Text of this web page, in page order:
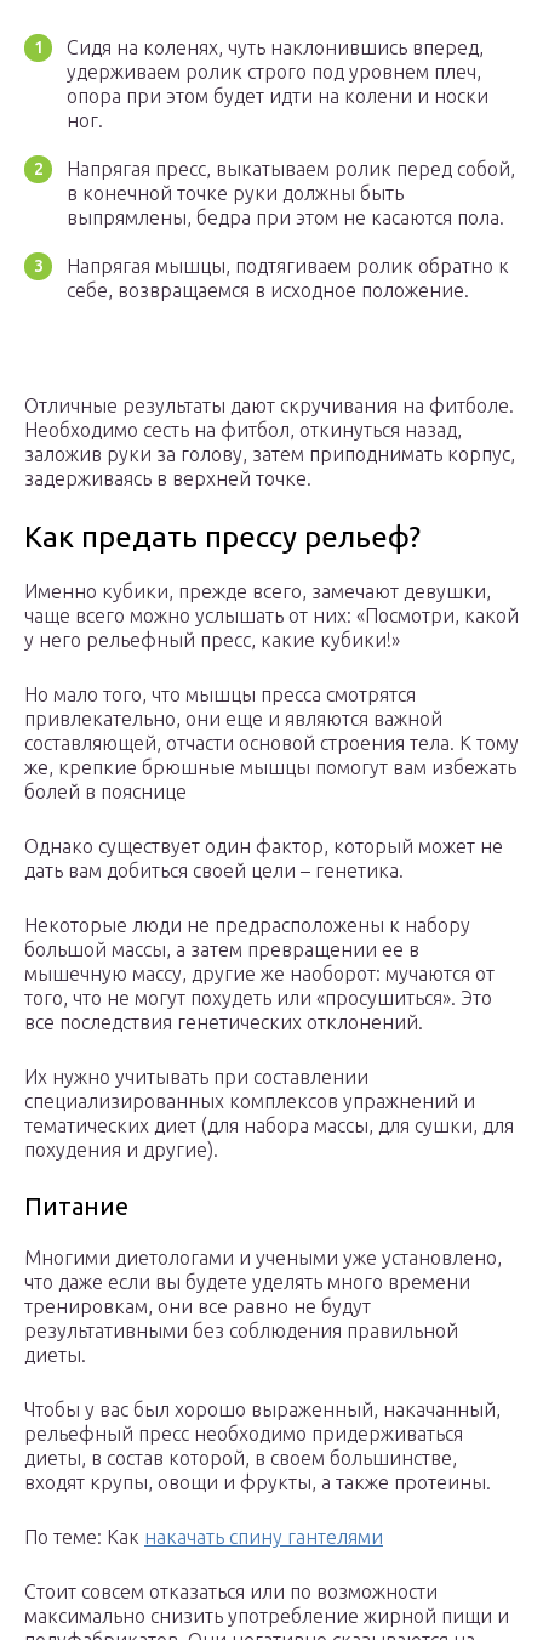
Сидя на коленях, чуть наклонившись вперед,
удерживаем ролик строго под уровнем плеч,
опора при этом будет идти на колени и носки
ног.
Напрягая пресс, выкатываем ролик перед собой,
в конечной точке руки должны быть
выпрямлены, бедра при этом не касаются пола.
Напрягая мышцы, подтягиваем ролик обратно к
себе, возвращаемся в исходное положение.
Отличные результаты дают скручивания на фитболе.
Необходимо сесть на фитбол, откинуться назад,
заложив руки за голову, затем приподнимать корпус,
задерживаясь в верхней точке.
Как предать прессу рельеф?
Именно кубики, прежде всего, замечают девушки,
чаще всего можно услышать от них: «Посмотри, какой
у него рельефный пресс, какие кубики!»
Но мало того, что мышцы пресса смотрятся
привлекательно, они еще и являются важной
составляющей, отчасти основой строения тела. К тому
же, крепкие брюшные мышцы помогут вам избежать
болей в пояснице
Однако существует один фактор, который может не
дать вам добиться своей цели – генетика.
Некоторые люди не предрасположены к набору
большой массы, а затем превращении ее в
мышечную массу, другие же наоборот: мучаются от
того, что не могут похудеть или «просушиться». Это
все последствия генетических отклонений.
Их нужно учитывать при составлении
специализированных комплексов упражнений и
тематических диет (для набора массы, для сушки, для
похудения и другие).
Питание
Многими диетологами и учеными уже установлено,
что даже если вы будете уделять много времени
тренировкам, они все равно не будут
результативными без соблюдения правильной
диеты.
Чтобы у вас был хорошо выраженный, накачанный,
рельефный пресс необходимо придерживаться
диеты, в состав которой, в своем большинстве,
входят крупы, овощи и фрукты, а также протеины.
По теме: Как накачать спину гантелями
Стоит совсем отказаться или по возможности
максимально снизить употребление жирной пищи и